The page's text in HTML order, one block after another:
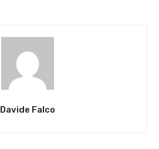
Davide Falco